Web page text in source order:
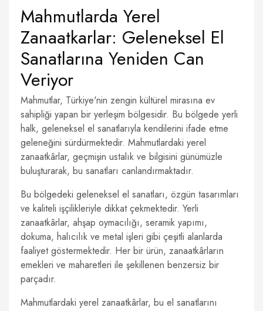
Mahmutlarda Yerel
Zanaatkarlar: Geleneksel El
Sanatlarına Yeniden Can
Veriyor
Mahmutlar, Türkiye'nin zengin kültürel mirasına ev
sahipliği yapan bir yerleşim bölgesidir. Bu bölgede yerli
halk, geleneksel el sanatlarıyla kendilerini ifade etme
geleneğini sürdürmektedir. Mahmutlardaki yerel
zanaatkârlar, geçmişin ustalık ve bilgisini günümüzle
buluşturarak, bu sanatları canlandırmaktadır.
Bu bölgedeki geleneksel el sanatları, özgün tasarımları
ve kaliteli işçilikleriyle dikkat çekmektedir. Yerli
zanaatkârlar, ahşap oymacılığı, seramik yapımı,
dokuma, halıcılık ve metal işleri gibi çeşitli alanlarda
faaliyet göstermektedir. Her bir ürün, zanaatkârların
emekleri ve maharetleri ile şekillenen benzersiz bir
parçadır.
Mahmutlardaki yerel zanaatkârlar, bu el sanatlarını